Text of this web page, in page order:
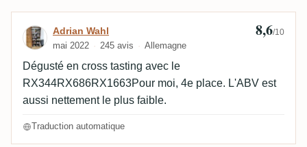
Avis de Adrian Wahl
Adrian Wahl
mai 2022 245 avis Allemagne
8,6/10
Dégusté en cross tasting avec le
RX344RX686RX1663Pour moi, 4e place. L'ABV est
aussi nettement le plus faible.
Traduction automatique